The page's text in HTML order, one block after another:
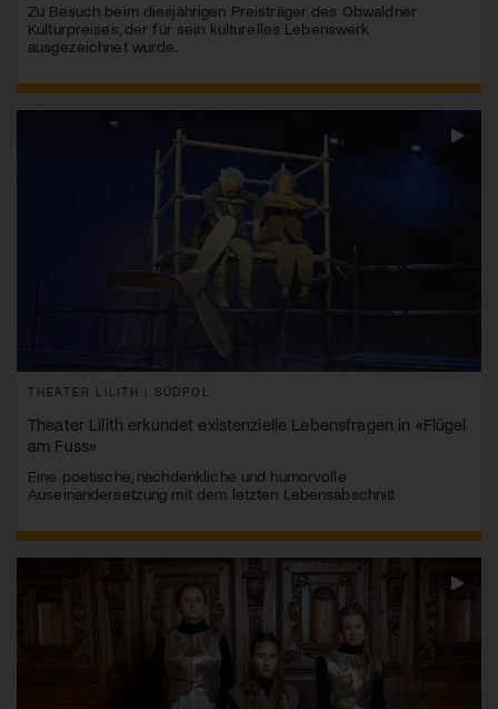
Zu Besuch beim diesjährigen Preisträger des Obwaldner
Kulturpreises, der für sein kulturelles Lebenswerk
ausgezeichnet wurde.
THEATER LILITH | SÜDPOL
Theater Lilith erkundet existenzielle Lebensfragen in «Flügel
am Fuss»
Eine poetische, nachdenkliche und humorvolle
Auseinandersetzung mit dem letzten Lebensabschnitt